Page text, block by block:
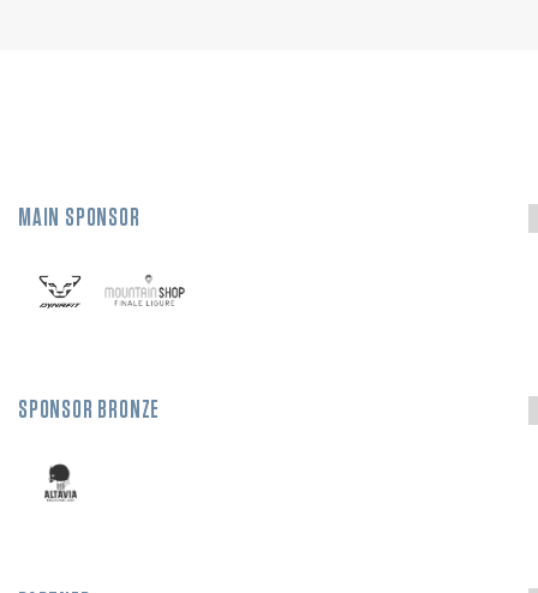
MAIN SPONSOR
SPONSOR BRONZE